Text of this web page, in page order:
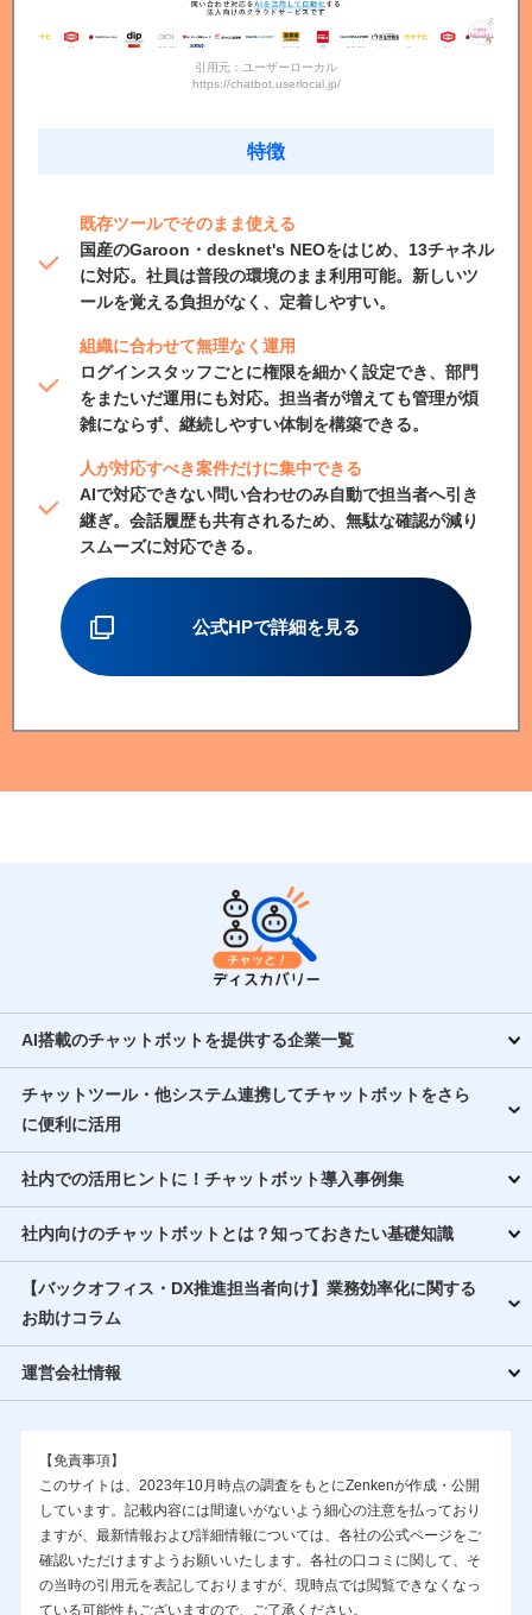
引用元：ユーザーローカル
https://chatbot.userlocal.jp/
特徴
既存ツールでそのまま使える
国産のGaroon・desknet's NEOをはじめ、13チャネル
に対応。社員は普段の環境のまま利用可能。新しいツ
ールを覚える負担がなく、定着しやすい。
組織に合わせて無理なく運用
ログインスタッフごとに権限を細かく設定でき、部門
をまたいだ運用にも対応。担当者が増えても管理が煩
雑にならず、継続しやすい体制を構築できる。
人が対応すべき案件だけに集中できる
AIで対応できない問い合わせのみ自動で担当者へ引き
継ぎ。会話履歴も共有されるため、無駄な確認が減り
スムーズに対応できる。
公式HPで詳細を見る
AI搭載のチャットボットを提供する企業一覧
チャットツール・他システム連携してチャットボットをさら
に便利に活用
社内での活用ヒントに！チャットボット導入事例集
社内向けのチャットボットとは？知っておきたい基礎知識
【バックオフィス・DX推進担当者向け】業務効率化に関する
お助けコラム
運営会社情報
【免責事項】
このサイトは、2023年10月時点の調査をもとにZenkenが作成・公開
しています。記載内容には間違いがないよう細心の注意を払っており
ますが、最新情報および詳細情報については、各社の公式ページをご
確認いただけますようお願いいたします。各社の口コミに関して、そ
の当時の引用元を表記しておりますが、現時点では閲覧できなくなっ
ている可能性もございますので、ご了承ください。